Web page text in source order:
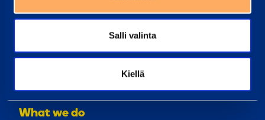
Salli valinta
Kiellä
Invoicing address
What we do